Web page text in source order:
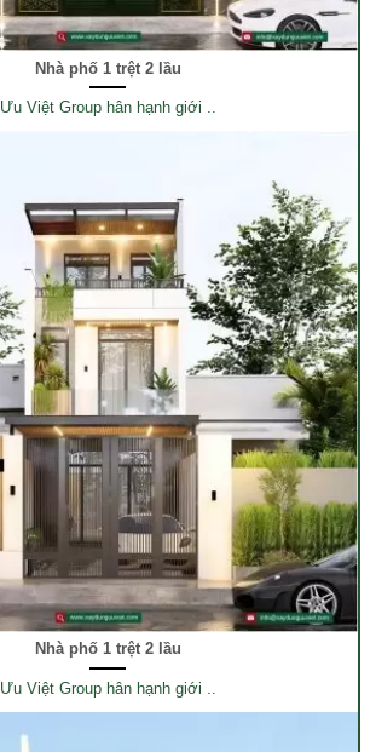
Nhà phố 1 trệt 2 lầu
Ưu Việt Group hân hạnh giới ..
Nhà phố 1 trệt 2 lầu
Ưu Việt Group hân hạnh giới ..